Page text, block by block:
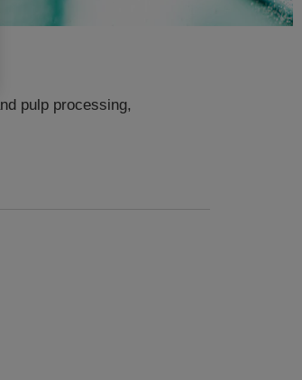
pulp processing,